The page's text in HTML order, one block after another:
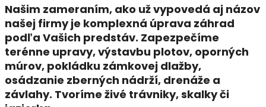
Našim zameraním, ako už vypovedá aj názov
našej firmy je komplexná úprava záhrad
podľa Vašich predstáv. Zapezpečíme
terénne upravy, výstavbu plotov, oporných
múrov, pokládku zámkovej dlažby,
osádzanie zberných nádrží, drenáže a
závlahy. Tvoríme živé trávniky, skalky či